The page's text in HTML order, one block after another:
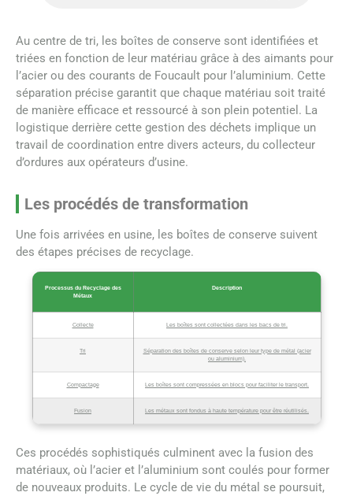
Au centre de tri, les boîtes de conserve sont identifiées et
triées en fonction de leur matériau grâce à des aimants pour
l’acier ou des courants de Foucault pour l’aluminium. Cette
séparation précise garantit que chaque matériau soit traité
de manière efficace et ressourcé à son plein potentiel. La
logistique derrière cette gestion des déchets implique un
travail de coordination entre divers acteurs, du collecteur
d’ordures aux opérateurs d’usine.
Les procédés de transformation
Une fois arrivées en usine, les boîtes de conserve suivent
des étapes précises de recyclage.
Processus du Recyclage des
Métaux
Description
Collecte Les boîtes sont collectées dans les bacs de tri.
Tri
Séparation des boîtes de conserve selon leur type de métal (acier
ou aluminium).
Compactage Les boîtes sont compressées en blocs pour faciliter le transport.
Fusion Les métaux sont fondus à haute température pour être réutilisés.
Ces procédés sophistiqués culminent avec la fusion des
matériaux, où l’acier et l’aluminium sont coulés pour former
de nouveaux produits. Le cycle de vie du métal se poursuit,